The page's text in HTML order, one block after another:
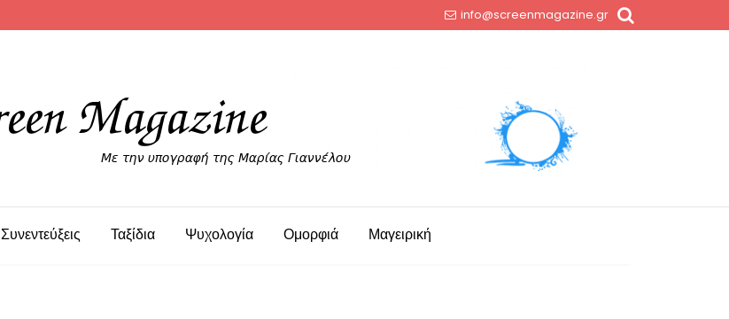
info@screenmagazine.gr
Συνεντεύξεις Ταξίδια Ψυχολογία Ομορφιά Μαγειρική